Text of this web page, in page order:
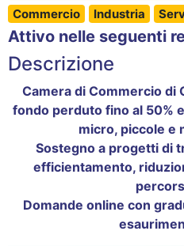
Commercio
Industria
Attivo nelle seguenti
Descrizione
Camera di Commercio di
fondo perduto fino al 50%
micro, piccole e
Sostegno a progetti di
efficientamento,
Domande online con